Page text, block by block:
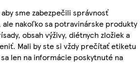
sme zabezpečili správnosť
nakoľko sa potravinárske produkty
obsah výživy, diétnych zložiek a
Mali by ste si vždy prečítať etiketu
len na informácie poskytnuté na